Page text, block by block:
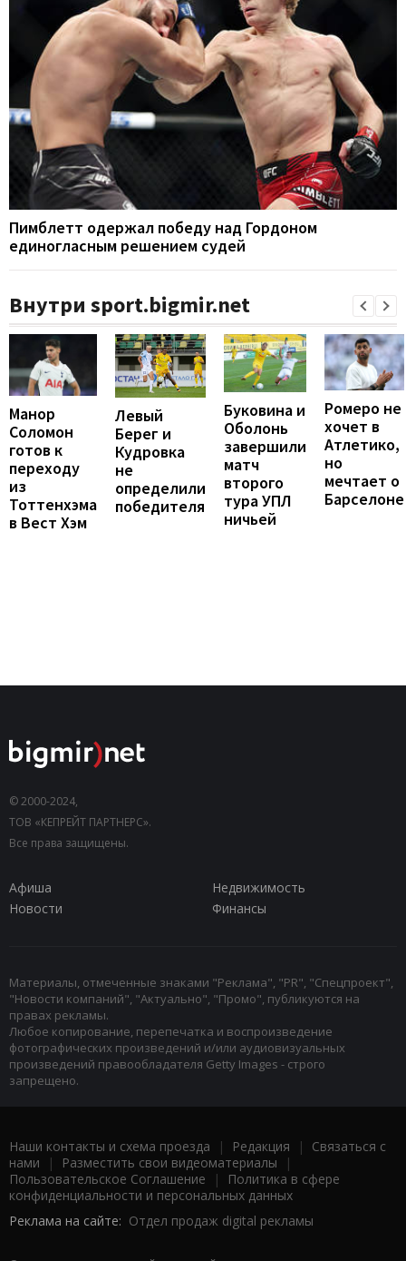
Пимблетт одержал победу над Гордоном
единогласным решением судей
Внутри sport.bigmir.net
Манор
Соломон
готов к
переходу
из
Тоттенхэма
в Вест Хэм
Левый
Берег и
Кудровка
не
определили
победителя
Буковина и
Оболонь
завершили
матч
второго
тура УПЛ
ничьей
Ромеро не
хочет в
Атлетико,
но
мечтает о
Барселоне
© 2000-2024,
ТОВ «КЕПРЕЙТ ПАРТНЕРС».
Все права защищены.
Афиша
Недвижимость
Новости
Финансы
Материалы, отмеченные знаками "Реклама", "PR", "Спецпроект",
"Новости компаний", "Актуально", "Промо", публикуются на
правах рекламы.
Любое копирование, перепечатка и воспроизведение
фотографических произведений и/или аудиовизуальных
произведений правообладателя Getty Images - строго
запрещено.
Наши контакты и схема проезда | Редакция | Связаться с
нами | Разместить свои видеоматериалы |
Пользовательское Соглашение |
Политика в сфере
конфиденциальности и персональных данных
Реклама на сайте: Отдел продаж digital рекламы